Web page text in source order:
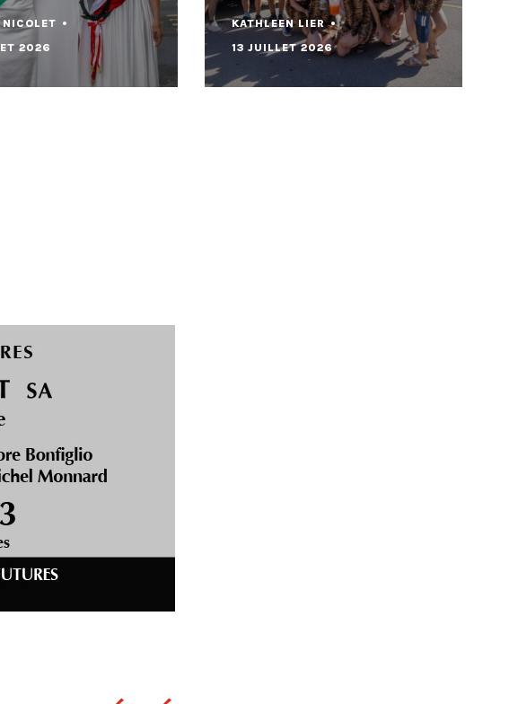
2026
KATHLEEN LIER
13 JUILLET 2026